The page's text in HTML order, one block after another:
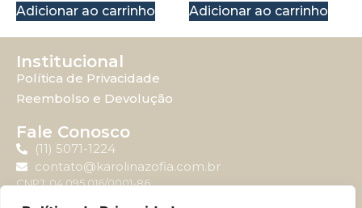
Adicionar ao carrinho Adicionar ao carrinho
Institucional
Política de Privacidade
Reembolso e Devolução
Fale Conosco
(11) 5071-1224
contato@karolinazofia.com.br
CNPJ: 04.095.016/0001-86